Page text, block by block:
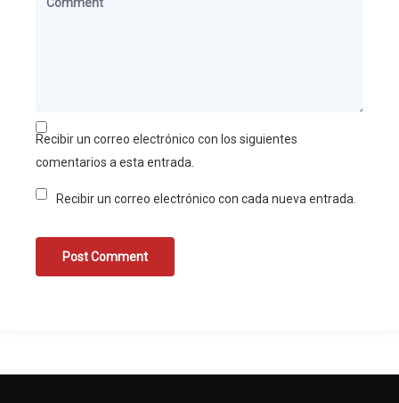
Recibir un correo electrónico con los siguientes
comentarios a esta entrada.
Recibir un correo electrónico con cada nueva entrada.